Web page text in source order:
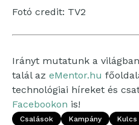
Fotó credit: TV2
Irányt mutatunk a
talál az eMentor.hu
technológiai híreket és
Facebookon is!
Csalások Kampány Kulcs